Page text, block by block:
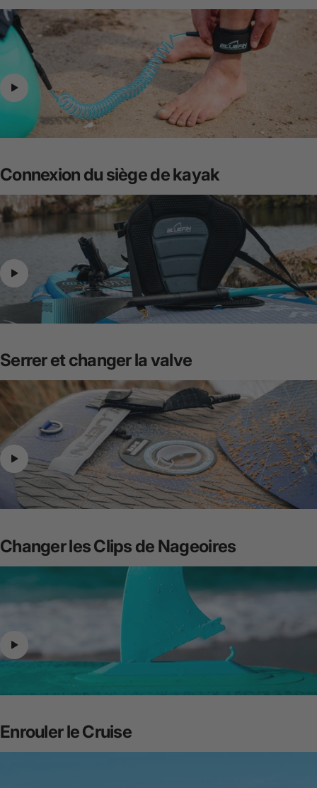
Connexion du siègedekayak
Serreretchangerla valve
ChangerlesClips de Nageoires
EnroulerleCruise